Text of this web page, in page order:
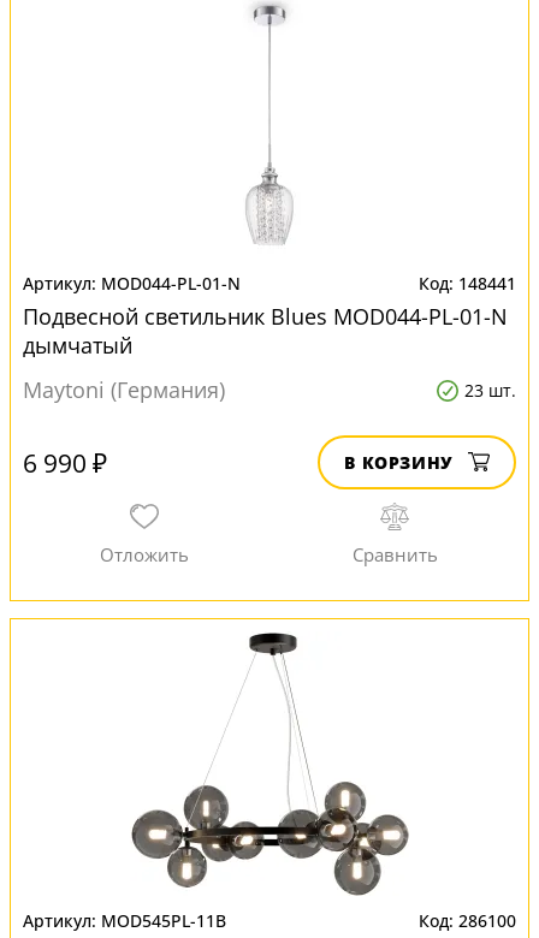
MOD044-PL-01-N 148441
Подвесной светильник Blues MOD044-PL-01-N
дымчатый
Maytoni (Германия)
23 шт.
6 990 ₽ В КОРЗИНУ
MOD545PL-11B 286100